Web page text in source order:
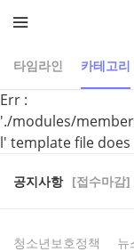
타임라인 카테고리
Err :
'./modules/
l' template file
공지사항 [접수마감]
청소년보호정책 뉴